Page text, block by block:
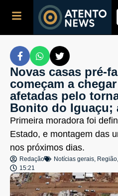
Novas casas pré-
começam a
afetadas pelo
Bonito do Iguaçu;
Primeira moradora foi
Estado, e montagem das
nos próximos dias.
Redação Notícias gerais, Região,
15:21